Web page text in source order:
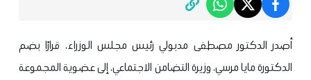
أصدر الدكتور مصطفى مدبولي رئيس مجلس الوزراء، قرارًا بضم
الدكتورة مايا مرسي، وزيرة التضامن الاجتماعي، إلى عضوية المجموعة